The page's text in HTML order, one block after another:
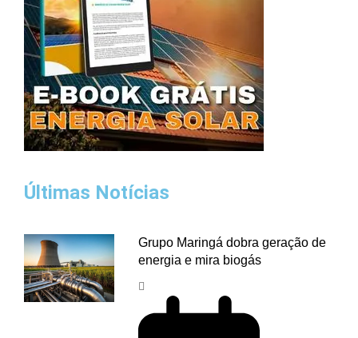
Últimas Notícias
Grupo Maringá dobra geração de
energia e mira biogás